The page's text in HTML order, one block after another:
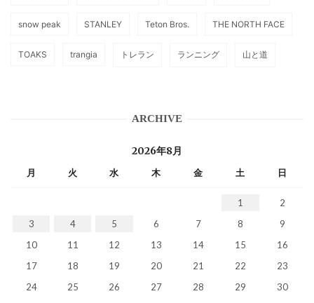
snow peak STANLEY Teton Bros. THE NORTH FACE
TOAKS trangia トレラン ランニング 山と道
ARCHIVE
2026年8月
月 火 水 木 金 土 日
1
2
3
4 5 6 7 8
9
10
11 12 13 14 15
16
17
18 19 20 21 22
23
24
25 26 27 28 29
30